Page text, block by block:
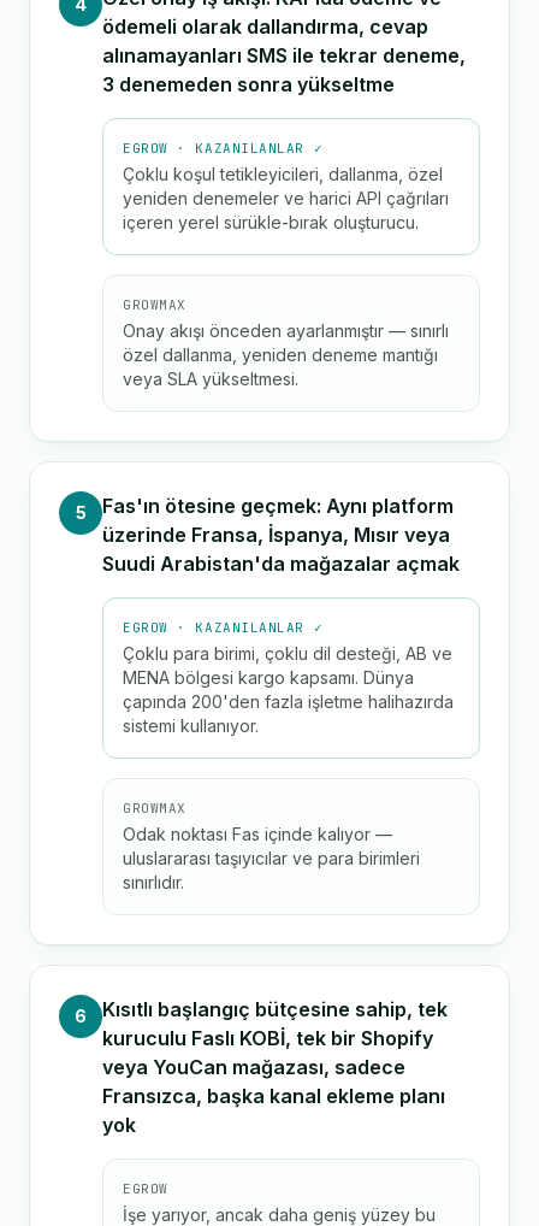
4
ödemeli olarak dallandırma, cevap
alınamayanları SMS ile tekrar deneme,
3 denemeden sonra yükseltme
EGROW · KAZANILANLAR ✓
Çoklu koşul tetikleyicileri, dallanma, özel
yeniden denemeler ve harici API çağrıları
içeren yerel sürükle-bırak oluşturucu.
GROWMAX
Onay akışı önceden ayarlanmıştır — sınırlı
özel dallanma, yeniden deneme mantığı
veya SLA yükseltmesi.
5
Fas'ın ötesine geçmek: Aynı platform
üzerinde Fransa, İspanya, Mısır veya
Suudi Arabistan'da mağazalar açmak
EGROW · KAZANILANLAR ✓
Çoklu para birimi, çoklu dil desteği, AB ve
MENA bölgesi kargo kapsamı. Dünya
çapında 200'den fazla işletme halihazırda
sistemi kullanıyor.
GROWMAX
Odak noktası Fas içinde kalıyor —
uluslararası taşıyıcılar ve para birimleri
sınırlıdır.
6
Kısıtlı başlangıç bütçesine sahip, tek
kuruculu Faslı KOBİ, tek bir Shopify
veya YouCan mağazası, sadece
Fransızca, başka kanal ekleme planı
yok
EGROW
İşe yarıyor, ancak daha geniş yüzey bu